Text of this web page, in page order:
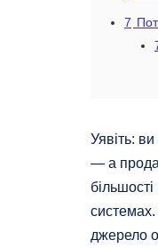
7
Уявіть:
— а
джерело